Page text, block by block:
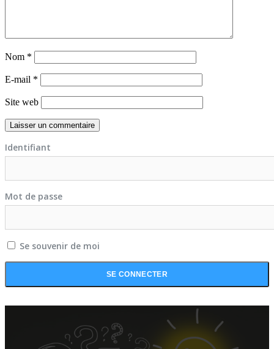
Nom *
E-mail *
Site web
Identifiant
Mot de passe
Se souvenir de moi